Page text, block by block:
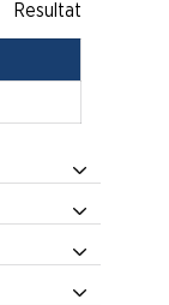
Resultat